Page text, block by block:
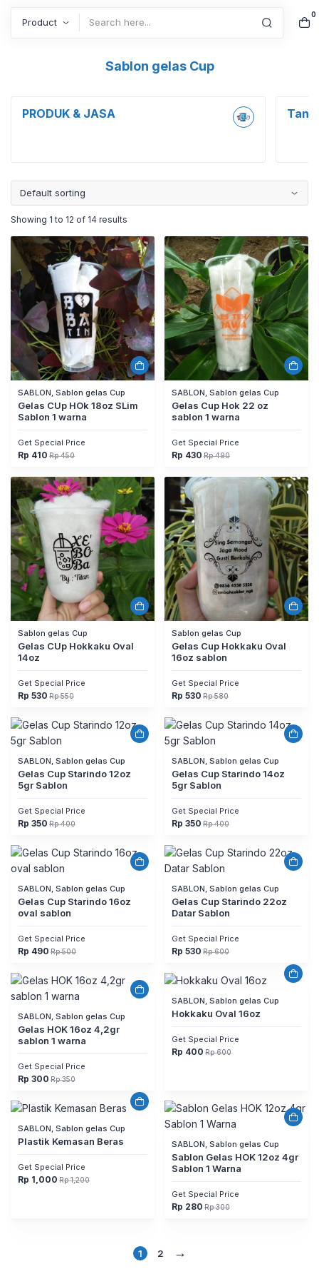
0
Sablon gelas Cup
PRODUK & JASA
Showing 1 to 12 of 14 results
SABLON, Sablon gelas Cup
Gelas CUp HOk 18oz SLim
Sablon 1 warna
Get Special Price
Rp450
Harga
adalah:
Rp 450.
Rp 410
Harga
ini
adalah:
Rp 410.
SABLON, Sablon gelas Cup
Gelas Cup Hok 22 oz
sablon 1 warna
Get Special Price
Rp490
Harga
adalah:
Rp 490.
Rp 430
Harga
ini
adalah:
Rp 430.
Sablon gelas Cup
Gelas CUp Hokkaku Oval
14oz
Get Special Price
Rp550
Harga
adalah:
Rp 550.
Rp 530
Harga
ini
adalah:
Sablon gelas Cup
Gelas Cup Hokkaku Oval
16oz sablon
Get Special Price
Rp580
Harga
adalah:
Rp 580.
Rp 530
Harga
ini
adalah:
SABLON, Sablon gelas Cup
Gelas Cup Starindo 12oz
5gr Sablon
Get Special Price
Rp400
Harga
adalah:
Rp 400.
Rp 350
Harga
ini
adalah:
SABLON, Sablon gelas Cup
Gelas Cup Starindo 14oz
5gr Sablon
Get Special Price
Rp400
Harga
adalah:
Rp 400.
Rp 350
Harga
ini
adalah:
SABLON, Sablon gelas Cup
Gelas Cup Starindo 16oz
oval sablon
Get Special Price
Rp500
Harga
adalah:
Rp 500.
Rp 490
Harga
ini
adalah:
SABLON, Sablon gelas Cup
Gelas Cup Starindo 22oz
Datar Sablon
Get Special Price
Rp600
Harga
adalah:
Rp 600.
Rp 530
Harga
ini
adalah:
SABLON, Sablon gelas Cup
Gelas HOK 16oz 4,2gr
sablon 1 warna
Get Special Price
Rp350
Harga
adalah:
Rp 350.
Rp 300
Harga
ini
adalah:
SABLON, Sablon gelas Cup
Hokkaku Oval 16oz
Get Special Price
Rp600
Harga
Rp 400
Harga
SABLON, Sablon gelas Cup
Plastik Kemasan Beras
Get Special Price
Rp1,200
Harga
Rp 1,000
Harga
SABLON, Sablon gelas Cup
Sablon Gelas HOK 12oz 4gr
Sablon 1 Warna
Get Special Price
Rp300
Harga
Rp 280
Harga
1 2 →